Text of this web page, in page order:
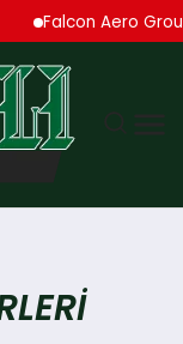
Falcon Aero